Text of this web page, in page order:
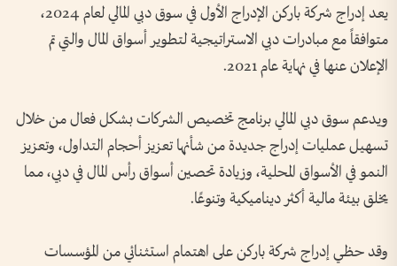
يعد إدراج شركة باركن الإدراج الأول في سوق دبي المالي لعام 2024،
متوافقاً مع مبادرات دبي الاستراتيجية لتطوير أسواق المال والتي تم
الإعلان عنها في نهاية عام 2021.
ويدعم سوق دبي المالي برنامج تخصيص الشركات بشكل فعال من خلال
تسهيل عمليات إدراج جديدة من شأنها تعزيز أحجام التداول، وتعزيز
النمو في الأسواق المحلية، وزيادة تحصين أسواق رأس المال في دبي، مما
يخلق بيئة مالية أكثر ديناميكية وتنوعًا.
وقد حظي إدراج شركة باركن على اهتمام استثنائي من المؤسسات